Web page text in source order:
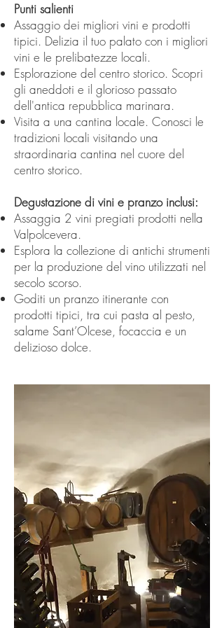
Punti salienti
Assaggio dei migliori vini e prodotti
tipici. Delizia il tuo palato con i migliori
vini e le prelibatezze locali.
Esplorazione del centro storico. Scopri
gli aneddoti e il glorioso passato
dell'antica repubblica marinara.
Visita a una cantina locale. Conosci le
tradizioni locali visitando una
straordinaria cantina nel cuore del
centro storico.
Degustazione di vini e pranzo inclusi:
Assaggia 2 vini pregiati prodotti nella
Valpolcevera.
Esplora la collezione di antichi strumenti
per la produzione del vino utilizzati nel
secolo scorso.
Goditi un pranzo itinerante con
prodotti tipici, tra cui pasta al pesto,
salame Sant’Olcese, focaccia e un
delizioso dolce.